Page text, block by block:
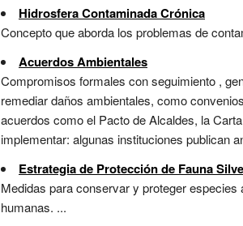
Hidrosfera Contaminada Crónica
Concepto que aborda los problemas de
Acuerdos Ambientales
Compromisos formales con seguimiento ,
remediar daños ambientales, como
acuerdos como el Pacto de Alcaldes, la
implementar: algunas instituciones publican
Estrategia de Protección de Fauna
Medidas para conservar y proteger
humanas. ...